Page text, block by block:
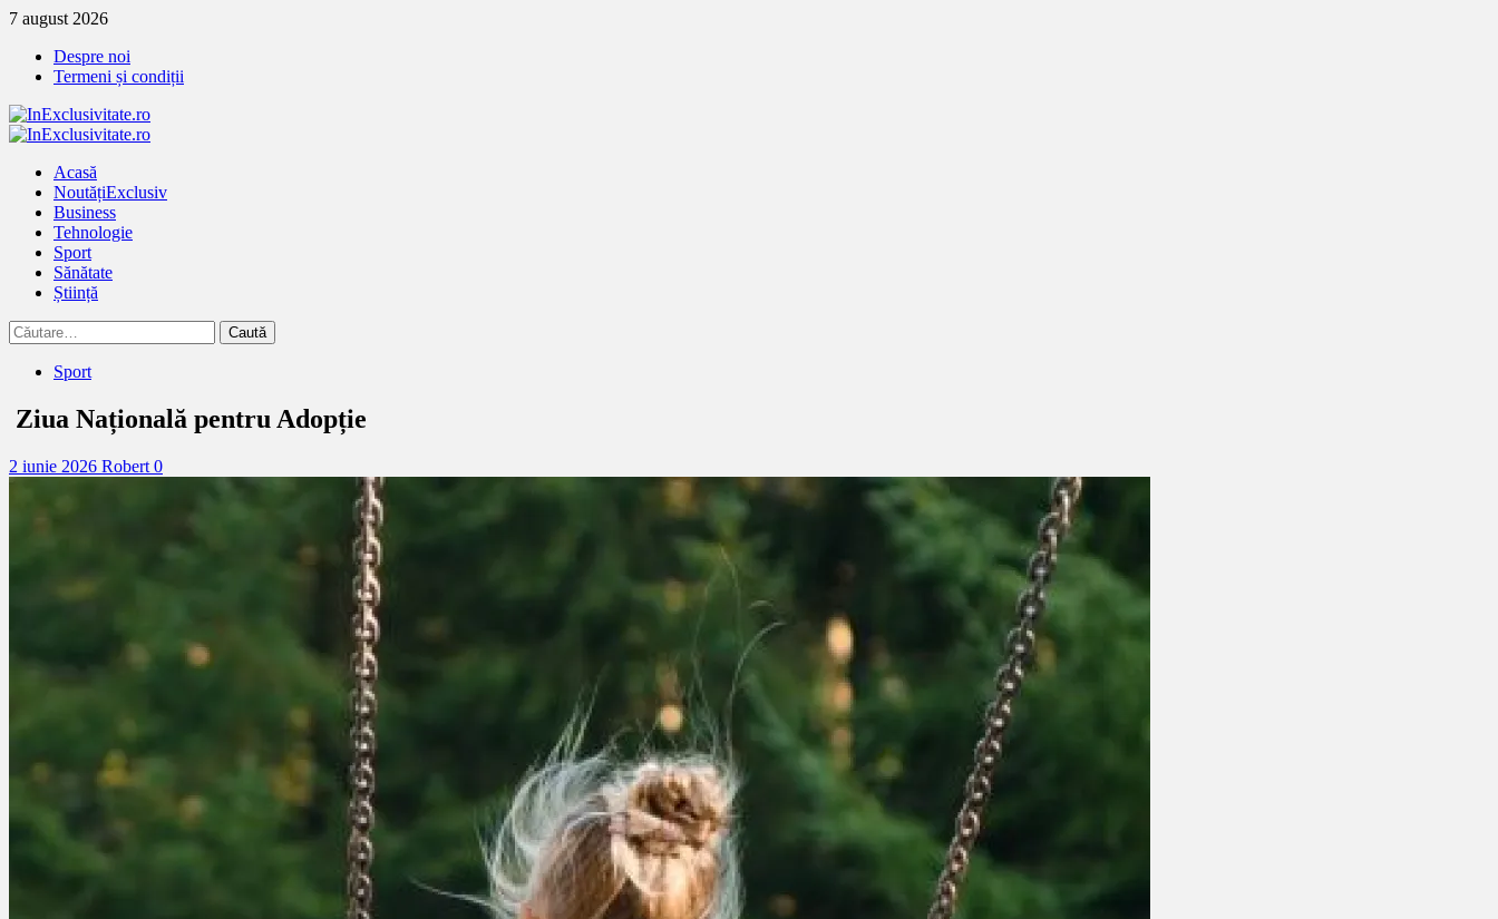
Treci
continut
7 august 2026
Despre noi
Termeni și condiții
Primary
Acasă
NoutățiExclusiv
Business
Tehnologie
Sport
Sănătate
Știință
Caută
după:
Sport
Ziua Națională pentru Adopție
2 iunie 2026 Robert 0